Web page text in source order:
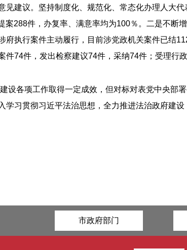
见建议。坚持制度化、规范化、常态化办理人大
案288件，办复率、满意率均为100％。二是不断
府执行案件主动履行，目前涉党政机关案件已结
件74件，发出检察建议74件，采纳74件；受理
设各项工作取得一定成效，但对标对表党中央部
学习贯彻习近平法治思想，全力推进法治政府建设
市政府部门